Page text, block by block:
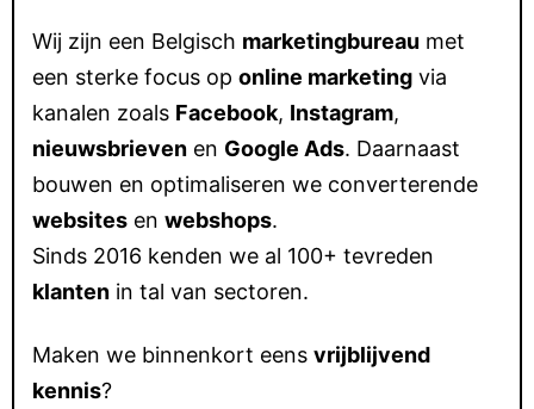
Wij zijn een Belgisch marketingbureau met
een sterke focus op online marketing via
kanalen zoals Facebook, Instagram,
nieuwsbrieven en Google Ads. Daarnaast
bouwen en optimaliseren we converterende
websites en webshops.
Sinds 2016 kenden we al 100+ tevreden
klanten in tal van sectoren.
Maken we binnenkort eens vrijblijvend
kennis?